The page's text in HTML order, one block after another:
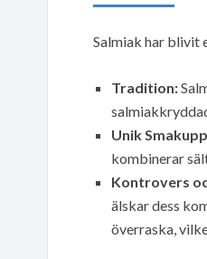
Salmiak har blivit
Tradition:
Unik
kombinerar
Kontrovers
älskar dess
överraska,